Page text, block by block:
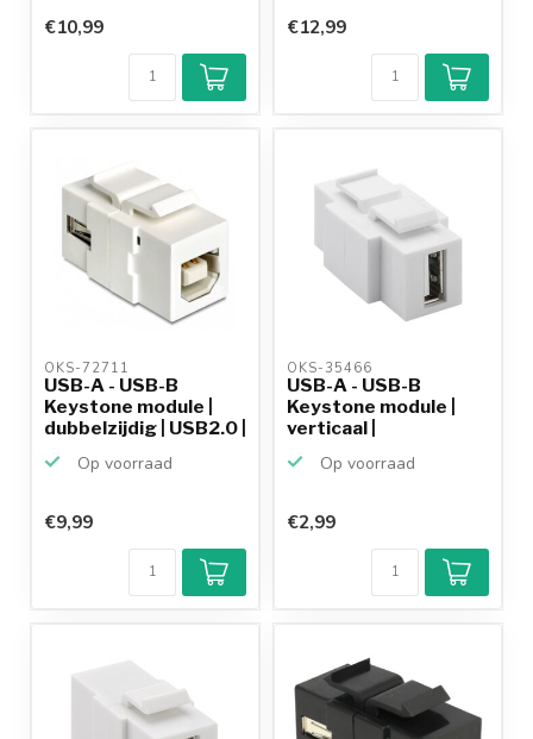
€10,99 €12,99
OKS-72711
USB-A - USB-B
Keystone module |
dubbelzijdig | USB2.0 |
Op voorraad
€9,99
OKS-35466
USB-A - USB-B
Keystone module |
verticaal |
Op voorraad
€2,99